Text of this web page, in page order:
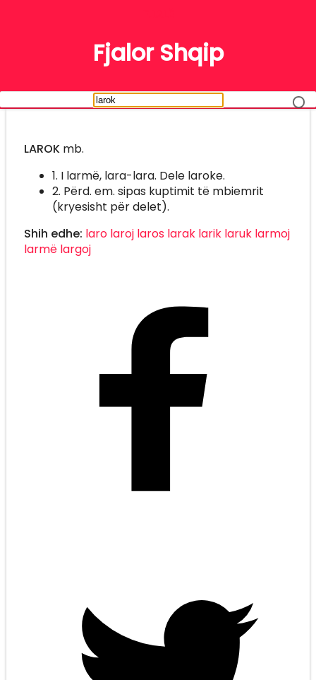
Fjalor Shqip
LAROKmb.
1. I larmë, lara-lara. Dele laroke.
2. Përd. em. sipas kuptimit të mbiemrit
(kryesisht për delet).
Shih edhe: laro laroj laros larak larik laruk larmoj
larmë largoj